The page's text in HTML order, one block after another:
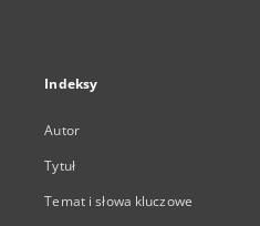
Indeksy
Autor
Tytuł
Temat i słowa kluczowe